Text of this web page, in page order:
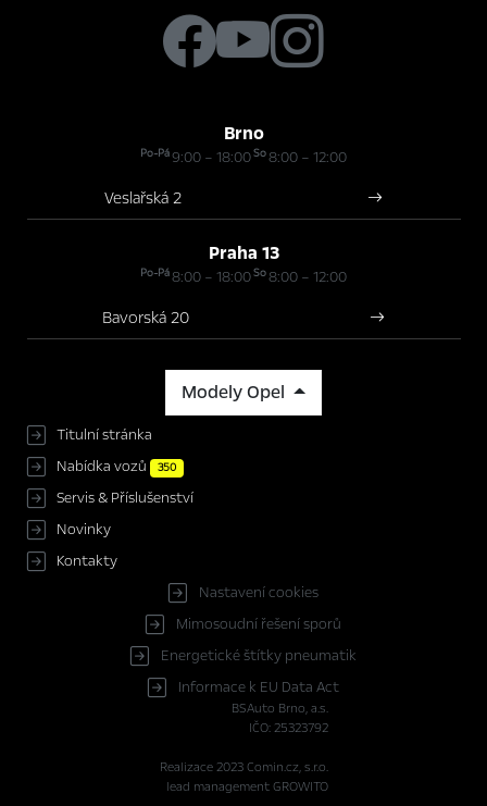
Brno
Po-Pá9:00 – 18:00So8:00 – 12:00
Veslařská 2
Praha 13
Po-Pá8:00 – 18:00So8:00 – 12:00
Bavorská 20
Modely Opel
Titulní stránka
Nabídka vozů
350
Servis & Příslušenství
Novinky
Kontakty
Nastavení cookies
Mimosoudní řešení sporů
Energetické štítky pneumatik
Informace k EU Data Act
BSAuto Brno, a.s.
IČO: 25323792
Realizace 2023 Comin.cz, s.r.o.
lead management GROWITO